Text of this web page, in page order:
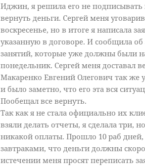
Иджин, я решила его не подписывать
вернуть деньги. Сергей меня
воскресенье, но в итоге я написала
указанную в договоре. И сообщила об
занятий, которые уже должны были
понедельник. Сергей меня доставал
Макаренко Евгений Олегович так же
и было заметно, что его эта вся
Пообещал все вернуть.
Так как я не стала официально их
взяли делать отчеты, я сделала три,
никакой оплаты. Прошло 10 раб
завтраками, что деньги должны
истечении меня просят переписать